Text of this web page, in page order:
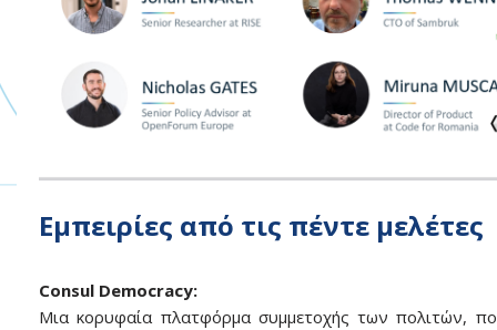
Εμπειρίες από τις πέντε μελέτες
Consul Democracy:
Μια κορυφαία πλατφόρμα συμμετοχής των πολιτών,